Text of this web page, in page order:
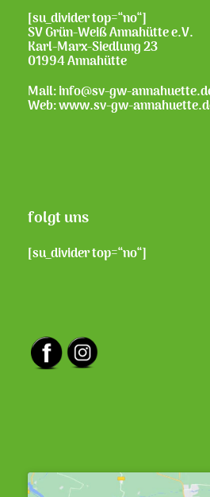
[su_divider top=“no“]
SV Grün-Weiß Annahütte e.V.
Karl-Marx-Siedlung 23
01994 Annahütte
Mail: info@sv-gw-
Web:www.sv-gw-
folgt uns
[su_divider top=“no“]